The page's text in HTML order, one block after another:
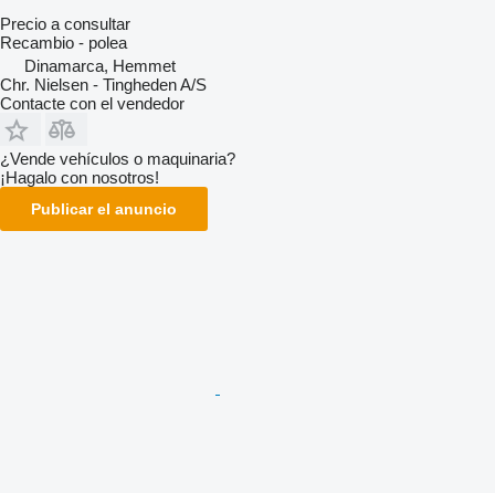
Precio a consultar
Recambio - polea
Dinamarca, Hemmet
Chr. Nielsen - Tingheden A/S
Contacte con el vendedor
¿Vende vehículos o maquinaria?
¡Hagalo con nosotros!
Publicar el anuncio